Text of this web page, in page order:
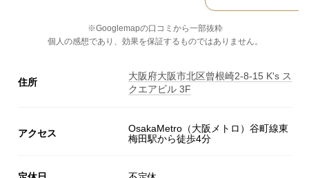
※Googlemapの口コミから一部抜粋
個人の感想であり、効果を保証するものではありません。
住所
大阪府大阪市北区曾根崎2-8-15 K's ス
クエアビル 3F
アクセス
OsakaMetro（大阪メトロ）谷町線東
梅田駅から徒歩4分